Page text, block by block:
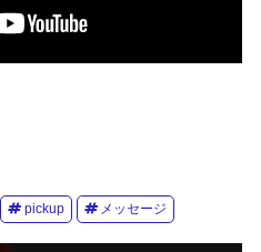
pickup メッセージ